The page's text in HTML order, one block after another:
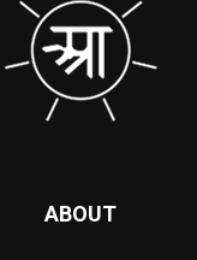
ABOUT